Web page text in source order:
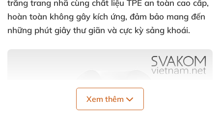
trắng trang nhã cùng chất liệu TPE an toàn cao cấp,
hoàn toàn không gây kích ứng, đảm bảo mang đến
những phút giây thư giãn và cực kỳ sảng khoái.
Xem thêm